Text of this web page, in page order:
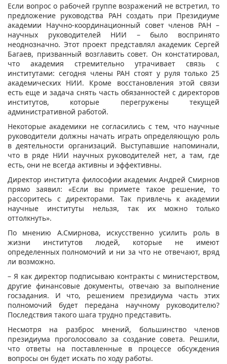
Если вопрос о рабочей группе возражений не встретил, то
предложение руководства РАН создать при Президиуме
академии Научно-координационный совет членов РАН –
научных руководителей НИИ – было воспринято
неоднозначно. Этот проект представлял академик Сергей
Багаев, призванный возглавить совет. Он констатировал,
что академия стремительно утрачивает связь с
институтами: сегодня члены РАН стоят у руля только 25
академических НИИ. Кроме восстановления этой связи
есть еще и задача снять часть обязанностей с директоров
институтов, которые перегружены текущей
административной работой.
Некоторые академики не согласились с тем, что научные
руководители должны начать играть определяющую роль
в деятельности организаций. Выступавшие напоминали,
что в ряде НИИ научных руководителей нет, а там, где
есть, они не всегда активны и эффективны.
Директор института философии академик Андрей Смирнов
прямо заявил: «Если вы примете такое решение, то
рассоритесь с директорами. Так привлечь к академии
научные институты нельзя, так их можно только
оттолкнуть».
По мнению А.Смирнова, искусственно усилить роль в
жизни институтов людей, которые не имеют
определенных полномочий и ни за что не отвечают, вряд
ли возможно.
– Я как директор подписываю контракты с министерством,
другие финансовые документы, отвечаю за выполнение
госзадания. И что, решением президиума часть этих
полномочий будет передана научному руководителю?
Последствия такого шага трудно представить.
Несмотря на разброс мнений, большинство членов
президиума проголосовало за создание совета. Решили,
что ответы на поставленные в процессе обсуждения
вопросы он будет искать по ходу работы.